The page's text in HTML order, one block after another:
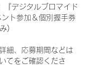
『デジタルブロマイド
ト参加＆個別握手券
み)
細、応募期間などは
てをご確認くださ